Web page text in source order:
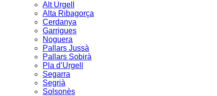
Alt Urgell
Alta Ribagorça
Cerdanya
Garrigues
Noguera
Pallars Jussà
Pallars Sobirà
Pla d’Urgell
Segarra
Segrià
Solsonès